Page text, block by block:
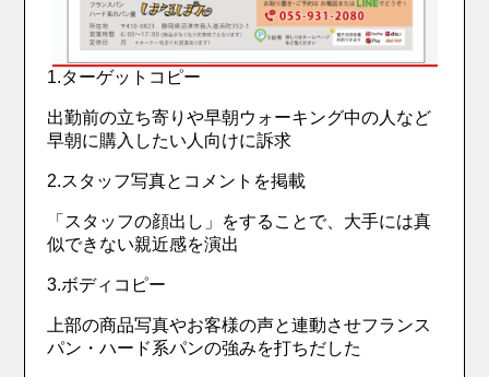
1.ターゲットコピー
出勤前の立ち寄りや早朝ウォーキング中の人など
早朝に購入したい人向けに訴求
2.スタッフ写真とコメントを掲載
「スタッフの顔出し」をすることで、大手には真
似できない親近感を演出
3.ボディコピー
上部の商品写真やお客様の声と連動させフランス
パン・ハード系パンの強みを打ちだした